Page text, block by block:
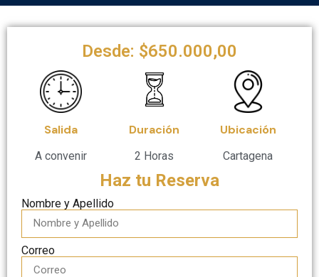
Desde: $650.000,00
Salida
A convenir
Duración
2 Horas
Ubicación
Cartagena
Haz tu Reserva
Nombre y Apellido
Correo